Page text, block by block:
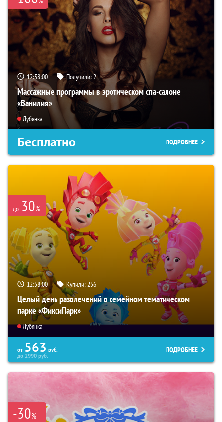
12:57:59 Получили:2
Массажные программы в эротическом спа-салоне
«Ванилия»
Лубянка
Бесплатно ПОДРОБНЕЕ
до 30%
12:57:59 Купили:256
Целый день развлечений в семейном тематическом
парке «ФиксиПарк»
Лубянка
от 563 руб.
до2990руб.
ПОДРОБНЕЕ
-30%